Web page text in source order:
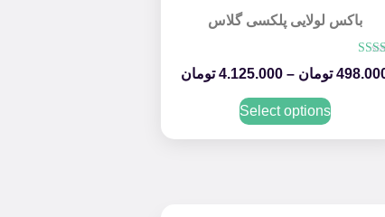
باکس لولایی پلکسی گلاس
امتیاز
5.00
تومان –
4.125.000 تومان
Select options